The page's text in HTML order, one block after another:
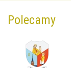
Polecamy